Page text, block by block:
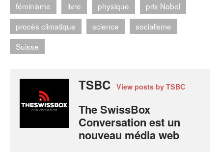
féminisme
livre physique
prix Nobel
procès climatique
science
socialisme
Suisse
TSBC View posts by TSBC
The SwissBox
Conversation est un
nouveau média web